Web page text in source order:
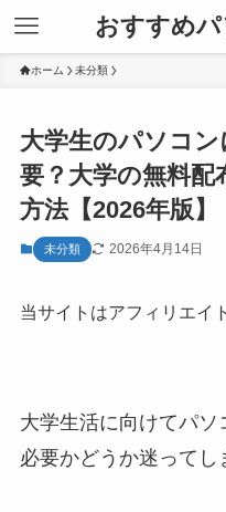
おすすめ
ホーム 未分類
大学生のパソコ
要？大学の無料配
方法【2026年版】
未分類 2026年4月14日
当サイトはアフィリエイ
大学生活に向けてパ
必要かどうか迷ってし